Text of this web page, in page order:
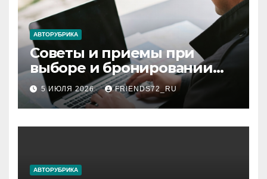
АВТОРУБРИКА
Советы и приемы при
выборе и бронировании
авиабилетов
5 ИЮЛЯ 2026 FRIENDS72_RU
АВТОРУБРИКА